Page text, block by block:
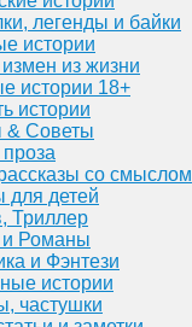
легенды и байки
истории
из жизни
истории 18+
истории
& Советы
со смыслом
для детей
Триллер
и Романы
и Фэнтези
истории
частушки